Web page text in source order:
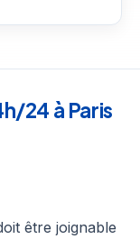
24 à Paris
être joignable